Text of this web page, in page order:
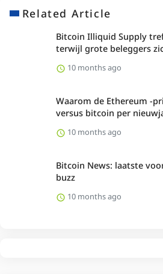
Related Article
Bitcoin Illiquid Supply
terwijl grote beleggers
10 months ago
Waarom de Ethereum -
versus bitcoin per
10 months ago
Bitcoin News: laatste
buzz
10 months ago